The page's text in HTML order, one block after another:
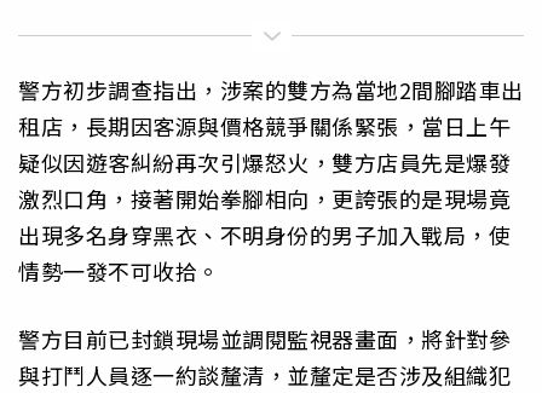
警方初步調查指出，涉案的雙方為當地2間腳踏車出
租店，長期因客源與價格競爭關係緊張，當日上午
疑似因遊客糾紛再次引爆怒火，雙方店員先是爆發
激烈口角，接著開始拳腳相向，更誇張的是現場竟
出現多名身穿黑衣、不明身份的男子加入戰局，使
情勢一發不可收拾。
警方目前已封鎖現場並調閱監視器畫面，將針對參
與打鬥人員逐一約談釐清，並釐定是否涉及組織犯